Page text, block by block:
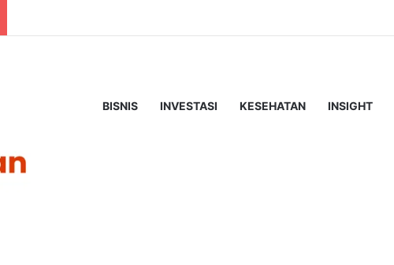
BISNIS INVESTASI KESEHATAN INSIGHT